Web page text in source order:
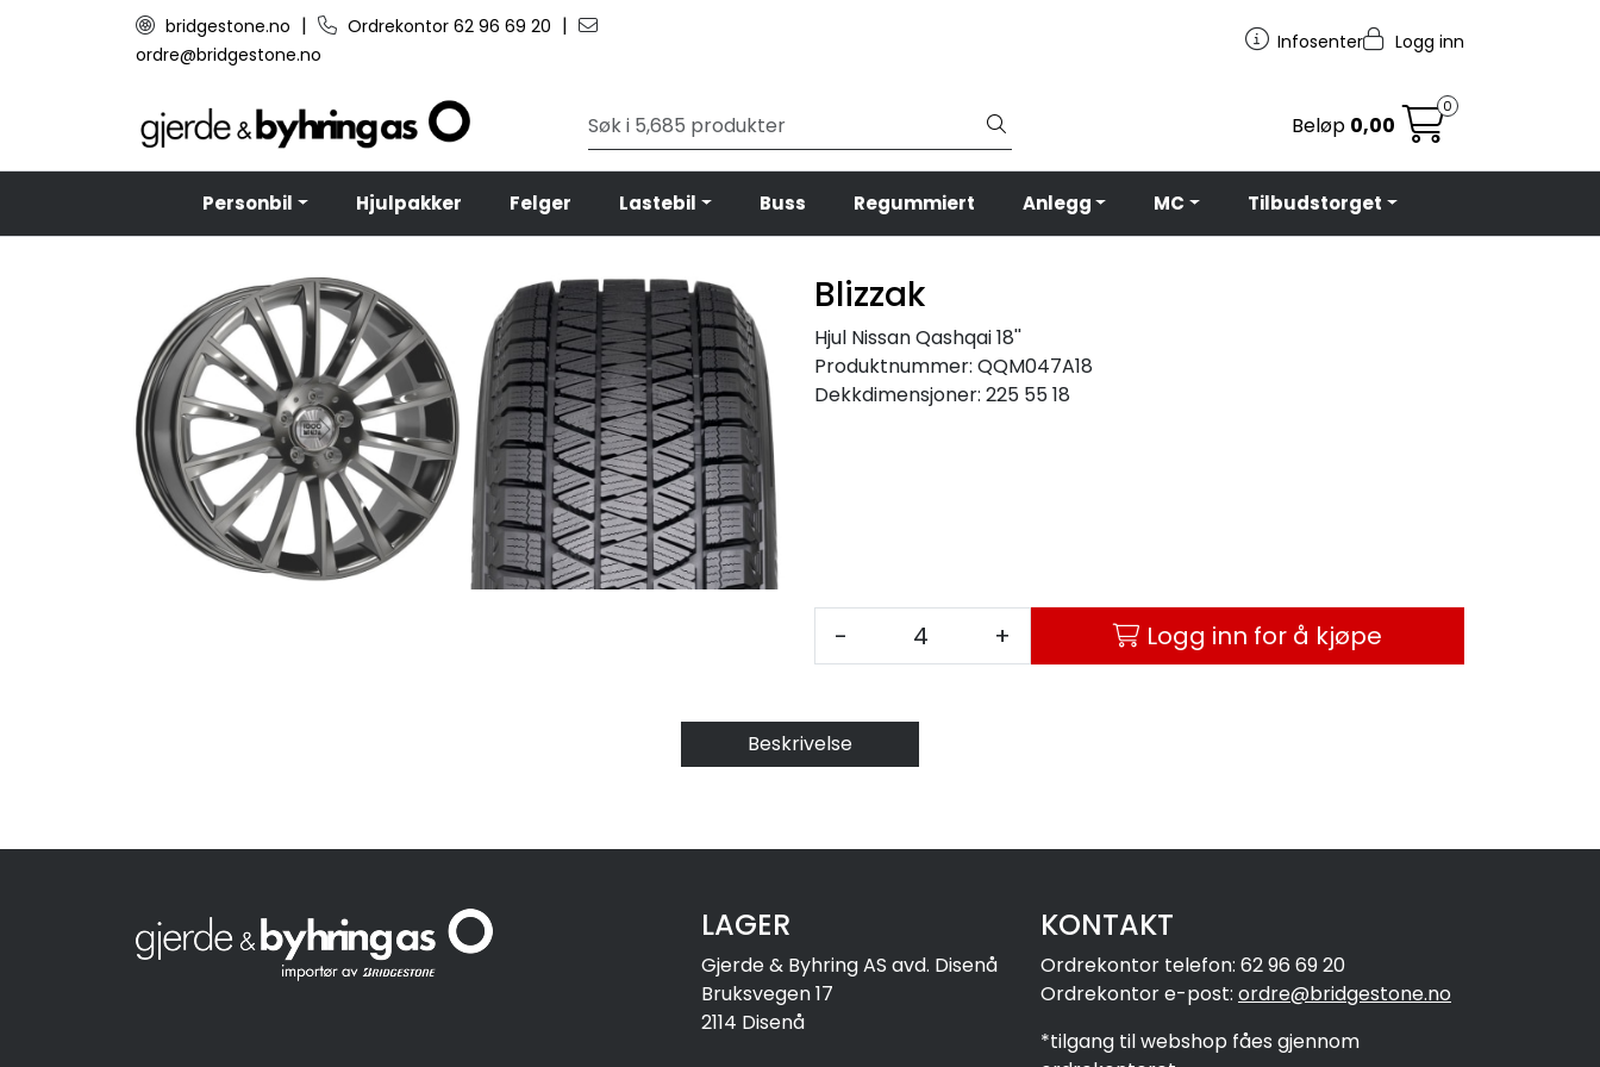
Skip to main contentbridgestone.no | Ordrekontor 62 96 69 20 |
ordre@bridgestone.no
Infosenter Logg inn
Beløp 0,00
0
Personbil Hjulpakker Felger Lastebil Buss Regummiert Anlegg MC Tilbudstorget
Blizzak
Hjul Nissan Qashqai 18''
Produktnummer: QQM047A18
Dekkdimensjoner: 225 55 18
- + Logg inn for å kjøpe
Beskrivelse
LAGER
Gjerde & Byhring AS avd. Disenå
Bruksvegen 17
2114 Disenå
KONTAKT
Ordrekontor telefon: 62 96 69 20
Ordrekontor e-post: ordre@bridgestone.no
*tilgang til webshop fåes gjennom